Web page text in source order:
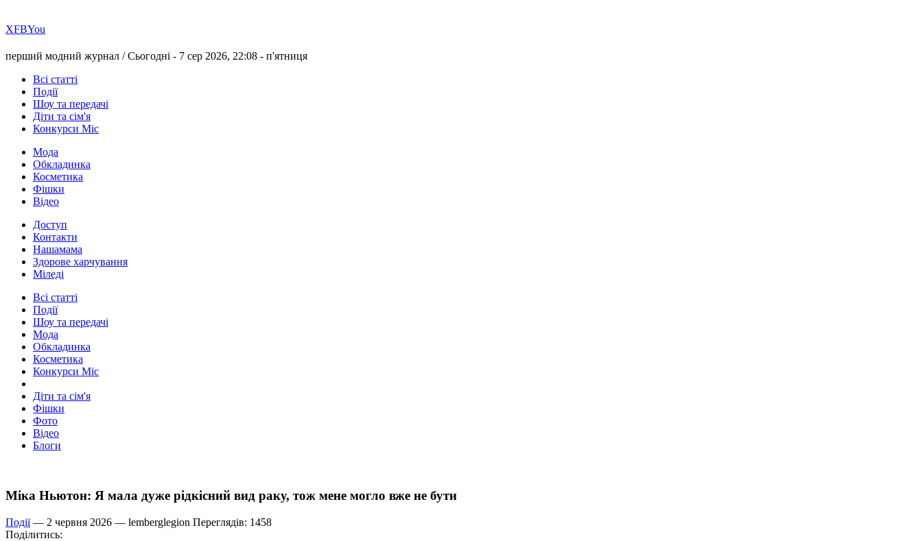
ХFBYou
перший модний журнал /Сьогодні - 7 сер 2026, 22:08 - п'ятниця
Всі статті
Події
Шоу та передачі
Діти та сім'я
Конкурси Міс
Мода
Обкладинка
Косметика
Фішки
Відео
Доступ
Контакти
Нашамама
Здорове харчування
Міледі
Всі статті
Події
Шоу та передачі
Мода
Обкладинка
Косметика
Конкурси Міс
Діти та сім'я
Фішки
Фото
Відео
Блоги
Міка Ньютон: Я мала дуже рідкісний вид раку, тож мене могло вже не бути
Події— 2 червня 2026 — lemberglegion Переглядів: 1458
Поділитись: